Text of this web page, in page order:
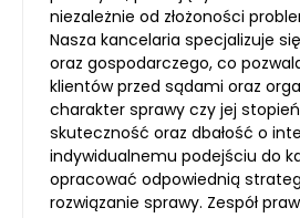
niezależnie od złożoności
Nasza kancelaria specjalizuje
oraz gospodarczego, co
klientów przed sądami oraz
charakter sprawy czy jej
skuteczność oraz dbałość o
indywidualnemu podejściu do
opracować odpowiednią
rozwiązanie sprawy. Zespół